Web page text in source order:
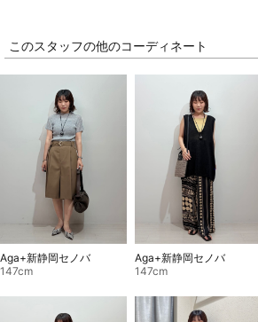
このスタッフの他のコーディネート
Aga+新静岡セノバ
147cm
Aga+新静岡セノバ
147cm